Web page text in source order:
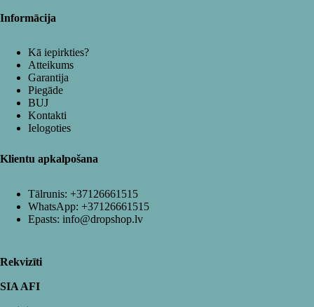
Informācija
Kā iepirkties?
Atteikums
Garantija
Piegāde
BUJ
Kontakti
Ielogoties
Klientu apkalpošana
Tālrunis: +37126661515
WhatsApp: +37126661515
Epasts: info@dropshop.lv
Rekvizīti
SIA AFI